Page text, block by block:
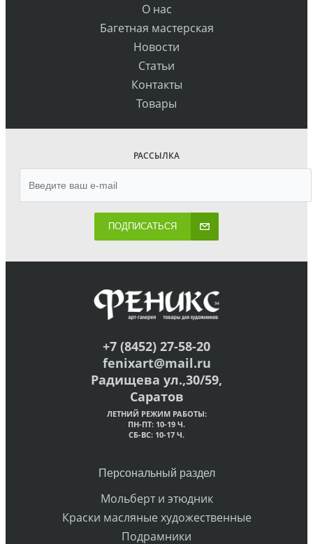
О нас
Багетная мастерская
Новости
Статьи
Контакты
Товары
РАССЫЛКА
ПОДПИСАТЬСЯ
+7 (8452) 27-58-20
fenixart@mail.ru
Радищева ул.,30/59,
Саратов
ЛЕТНИЙ РЕЖИМ РАБОТЫ:
ПН-ПТ: 10-19 Ч.
СБ-ВС: 10-17 Ч.
Персональный раздел
Мольберт и этюдник
Краски масляные художественные
Подрамники